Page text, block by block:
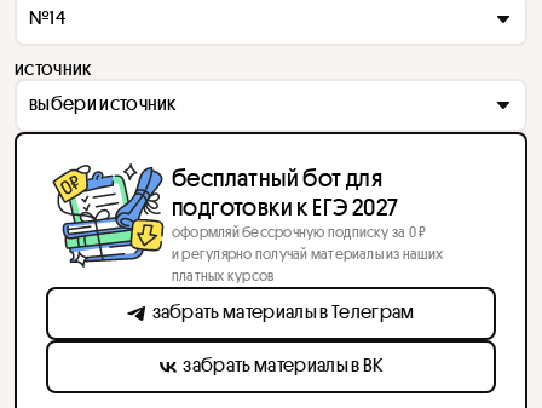
№14
источник
выбери источник
бесплатный бот для
подготовки к ЕГЭ 2027
оформляй бессрочную подписку за 0 ₽
и регулярно получай материалы из наших
платных курсов
забрать материалы в Телеграм
забрать материалы в ВК